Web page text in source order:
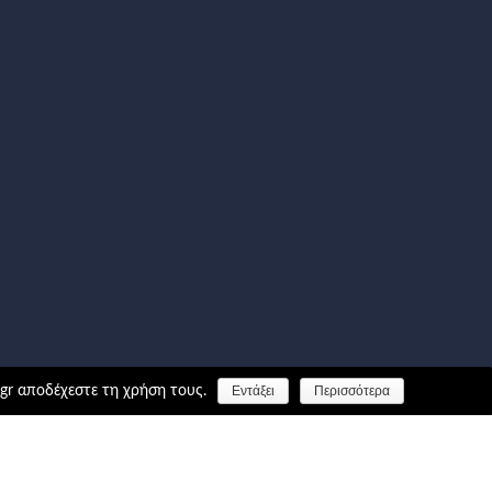
αποδέχεστε τη χρήση τους. Εντάξει Περισσότερα